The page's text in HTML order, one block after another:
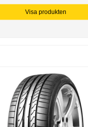
Visa produkten